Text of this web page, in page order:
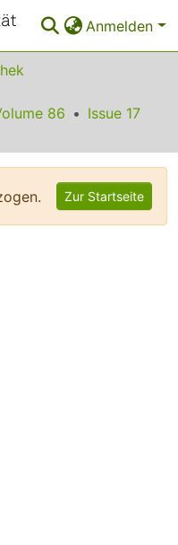
Anmelden
86
Issue 17
Zur Startseite